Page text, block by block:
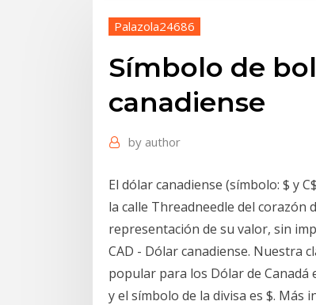
Palazola24686
Símbolo de
canadiense
by author
El dólar canadiense (símbolo: $ y
la calle Threadneedle del
representación de su valor, sin
CAD - Dólar canadiense. Nuestra
popular para los Dólar de Canadá
y el símbolo de la divisa es $. Más